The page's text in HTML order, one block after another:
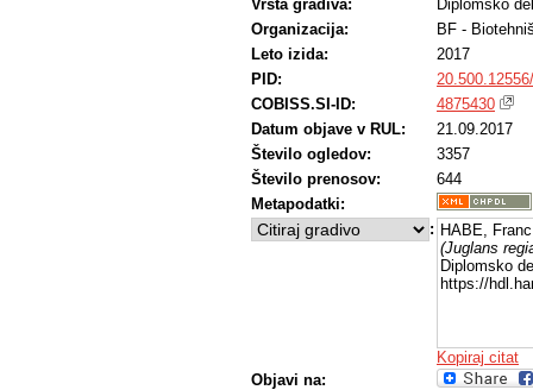
Vrsta gradiva:
Diplomsko
Organizacija:
BF -
Leto izida:
2017
PID:
COBISS.SI-ID:
4875430
Datum objave v RUL:
21.09.2017
Število ogledov:
3357
Število prenosov:
644
Metapodatki:
: HABE,
(Juglans
Diplomsko
https://
Kopiraj citat
Objavi na: